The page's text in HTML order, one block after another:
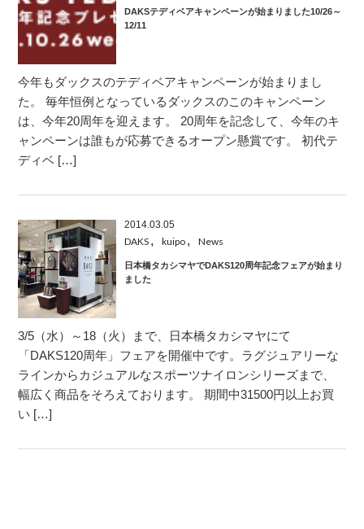
DAKSテディベアキャンペーンが始まりました10/26～
12/11
今年もダックスのテディベアキャンペーンが始まりまし
た。 毎年恒例となっているダックスのこのキャンペーン
は、今年20周年を迎えます。 20周年を記念して、今年のキ
ャンペーンは誰もが応募できるオープン懸賞です。 初代テ
ディベ […]
2014.03.05
DAKS , kuipo , News
日本橋タカシマヤでDAKS120周年記念フェアが始まり
ました
3/5（水）～18（火）まで、日本橋タカシマヤにて
「DAKS120周年」フェアを開催中です。ラグジュアリーな
ラインからカジュアルなスポーツナイロンシリーズまで、
幅広く商品をそろえております。 期間中31500円以上お買
い […]